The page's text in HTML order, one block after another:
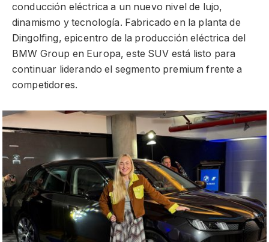
conducción eléctrica a un nuevo nivel de lujo,
dinamismo y tecnología. Fabricado en la planta de
Dingolfing, epicentro de la producción eléctrica del
BMW Group en Europa, este SUV está listo para
continuar liderando el segmento premium frente a
competidores.